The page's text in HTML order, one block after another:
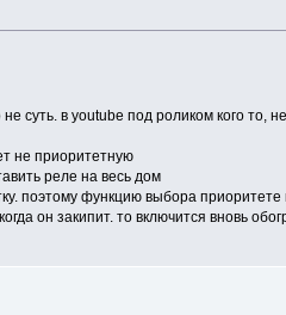
суть. в youtube под роликом кого то,
не приоритетную
реле на весь дом
поэтому функцию выбора
он закипит. то включится вновь